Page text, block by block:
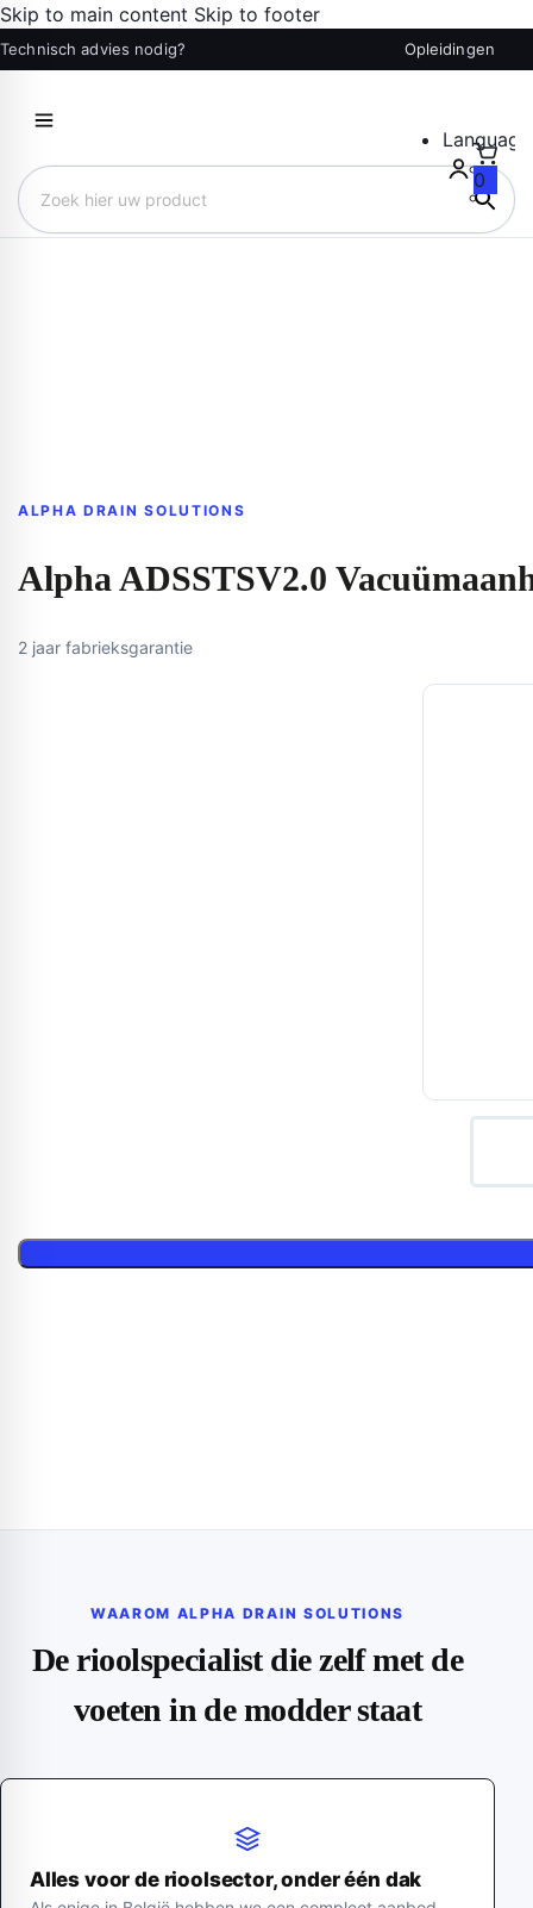
Skip to main content Skip to footer
Technisch advies nodig? Opleidingen
Zoek hier uw product
0
ALPHA DRAIN SOLUTIONS
Alpha ADSSTSV2.0
2 jaar fabrieksgarantie
WAAROM ALPHA DRAIN SOLUTIONS
De rioolspecialist die zelf met de
voeten in de modder staat
Alles voor de rioolsector, onder één dak